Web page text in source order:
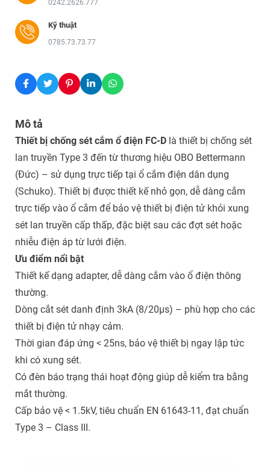
0242.2626.777
Kỹ thuật
0785.73.73.77
Mô tả
Thiết bị chống sét cắm ổ điện FC-Dlà thiết bị chống sét
lan truyền Type 3 đến từ thương hiệu OBO Bettermann
(Đức) – sử dụng trực tiếp tại ổ cắm điện dân dụng
(Schuko). Thiết bị được thiết kế nhỏ gọn, dễ dàng cắm
trực tiếp vào ổ cắm để bảo vệ thiết bị điện tử khỏi xung
sét lan truyền cấp thấp, đặc biệt sau các đợt sét hoặc
nhiễu điện áp từ lưới điện.
Ưu điểm nổi bật
Thiết kế dạng adapter, dễ dàng cắm vào ổ điện thông
thường.
Dòng cắt sét danh định 3kA (8/20µs) – phù hợp cho các
thiết bị điện tử nhạy cảm.
Thời gian đáp ứng < 25ns, bảo vệ thiết bị ngay lập tức
khi có xung sét.
Có đèn báo trạng thái hoạt động giúp dễ kiểm tra bằng
mắt thường.
Cấp bảo vệ < 1.5kV, tiêu chuẩn EN 61643-11, đạt chuẩn
Type 3 – Class III.